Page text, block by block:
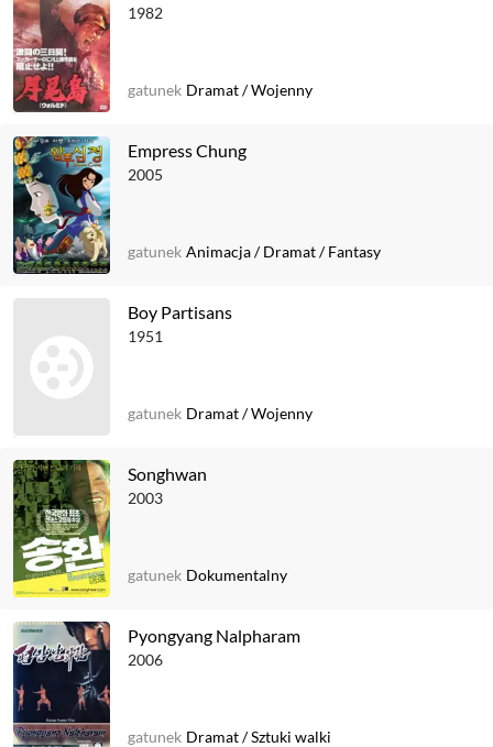
1982
gatunek Dramat/Wojenny
Empress Chung
2005
gatunek Animacja/Dramat/Fantasy
Boy Partisans
1951
gatunek Dramat/Wojenny
Songhwan
2003
gatunek Dokumentalny
Pyongyang Nalpharam
2006
gatunek Dramat/Sztuki walki